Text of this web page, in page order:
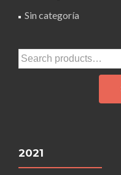
Sin categoría
Search
for:
2021